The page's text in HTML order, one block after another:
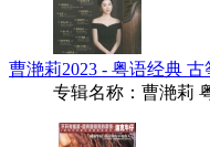
曹滟莉2023 - 粤语经典
专辑名称：曹滟莉